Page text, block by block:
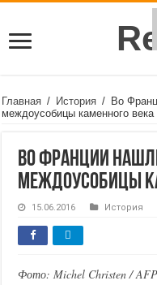
Главная / История / Во
междоусобицы каменного века
Во Франции
междоусобицы
15.06.2016 История
Фото: Michel Christen /